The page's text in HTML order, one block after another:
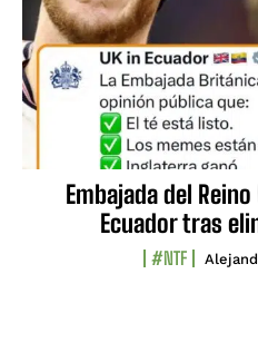
Embajada del
Ecuador tras
#NTF